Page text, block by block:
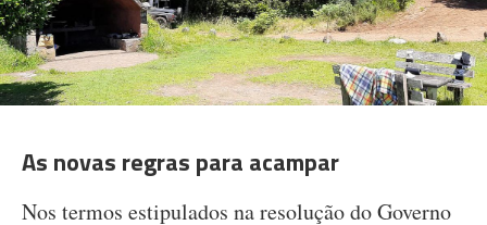
As novas regras para acampar
Nos termos estipulados na resolução do Governo